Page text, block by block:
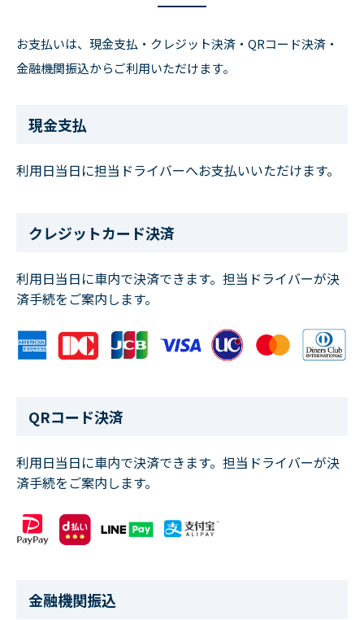
お支払いは、現金支払・クレジット決済・QRコード決済・
金融機関振込からご利用いただけます。
現金支払
利用日当日に担当ドライバーへお支払いいただけます。
クレジットカード決済
利用日当日に車内で決済できます。担当ドライバーが決
済手続をご案内します。
QRコード決済
利用日当日に車内で決済できます。担当ドライバーが決
済手続をご案内します。
金融機関振込